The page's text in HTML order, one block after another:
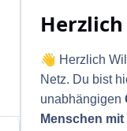
👋 Herzlich
Netz. Du bist
unabhängigen
Menschen